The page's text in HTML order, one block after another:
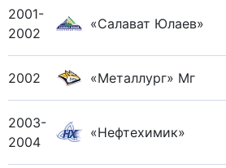
2001-
2002
«Салават Юлаев»
2002 «Металлург» Мг
2003-
2004
«Нефтехимик»